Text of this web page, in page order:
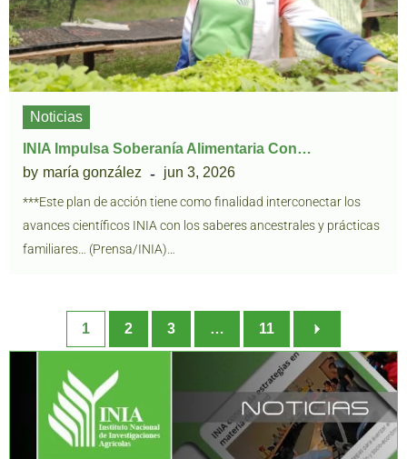
Noticias
INIA Impulsa Soberanía Alimentaria Con…
by maría gonzález jun 3, 2026
***Este plan de acción tiene como finalidad interconectar los
avances científicos INIA con los saberes ancestrales y prácticas
familiares… (Prensa/INIA)…
1 2 3 … 11